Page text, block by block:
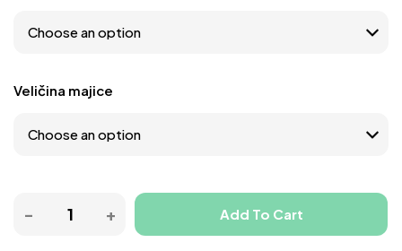
Veličina majice
Add To Cart